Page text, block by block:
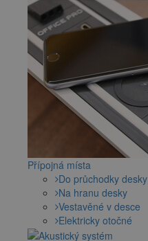
Přípojná místa
Do průchodky desky
Na hranu desky
Vestavěné v desce
Elektricky otočné